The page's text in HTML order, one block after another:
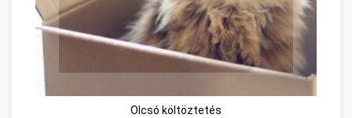
Olcsó költöztetés